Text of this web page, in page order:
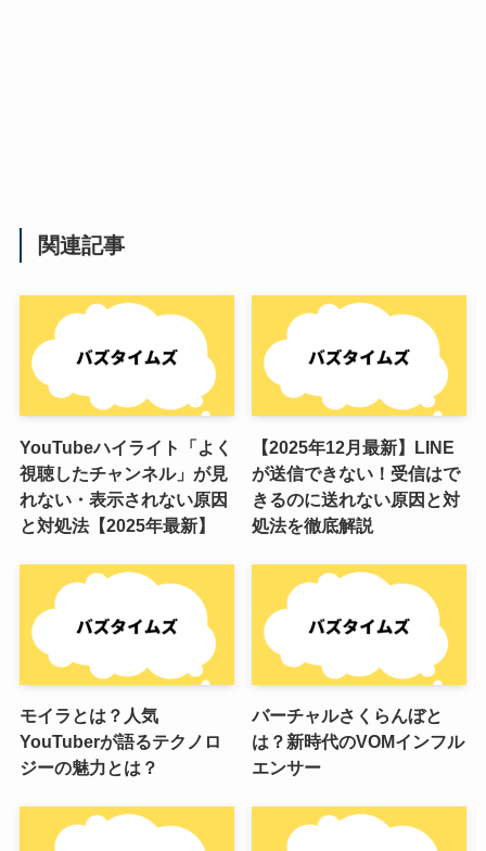
関連記事
YouTubeハイライト「よく
視聴したチャンネル」が見
れない・表示されない原因
と対処法【2025年最新】
【2025年12月最新】LINE
が送信できない！受信はで
きるのに送れない原因と対
処法を徹底解説
モイラとは？人気
YouTuberが語るテクノロ
ジーの魅力とは？
バーチャルさくらんぼと
は？新時代のVOMインフル
エンサー